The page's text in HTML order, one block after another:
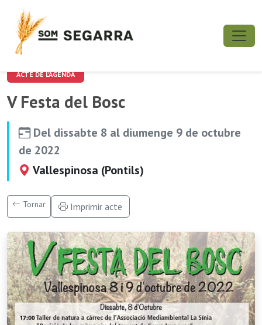
ACTE DE L'AGENDA
V Festa del Bosc
Del dissabte 8 al diumenge 9 de octubre
de 2022
Vallespinosa (Pontils)
Tornar Imprimir acte